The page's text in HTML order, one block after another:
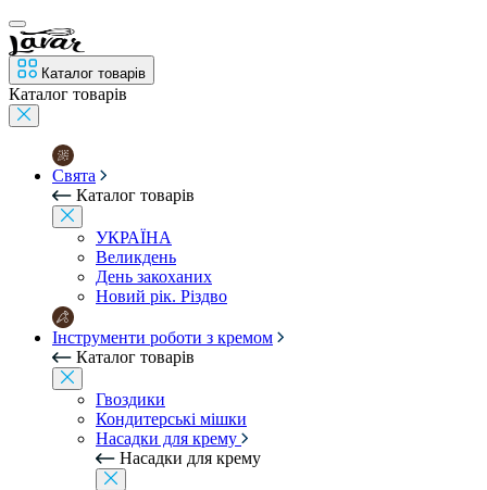
Каталог товарів
Каталог товарів
Свята
Каталог товарів
УКРАЇНА
Великдень
День закоханих
Новий рік. Різдво
Інструменти роботи з кремом
Каталог товарів
Гвоздики
Кондитерські мішки
Насадки для крему
Насадки для крему